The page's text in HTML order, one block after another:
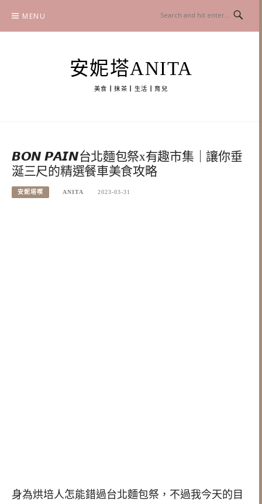
content
MENU
安妮塔ANITA
美食┃抹茶┃生活┃育兒
𝘽𝙊𝙉 𝙋𝘼𝙄𝙉台北麵包祭x有趣市集｜讓你垂
涎三尺的精選餐車美食攻略
安妮塔喫 ANITA 2023-03-31
身為烘培人怎能錯過台北麵包祭，不過我今天的目